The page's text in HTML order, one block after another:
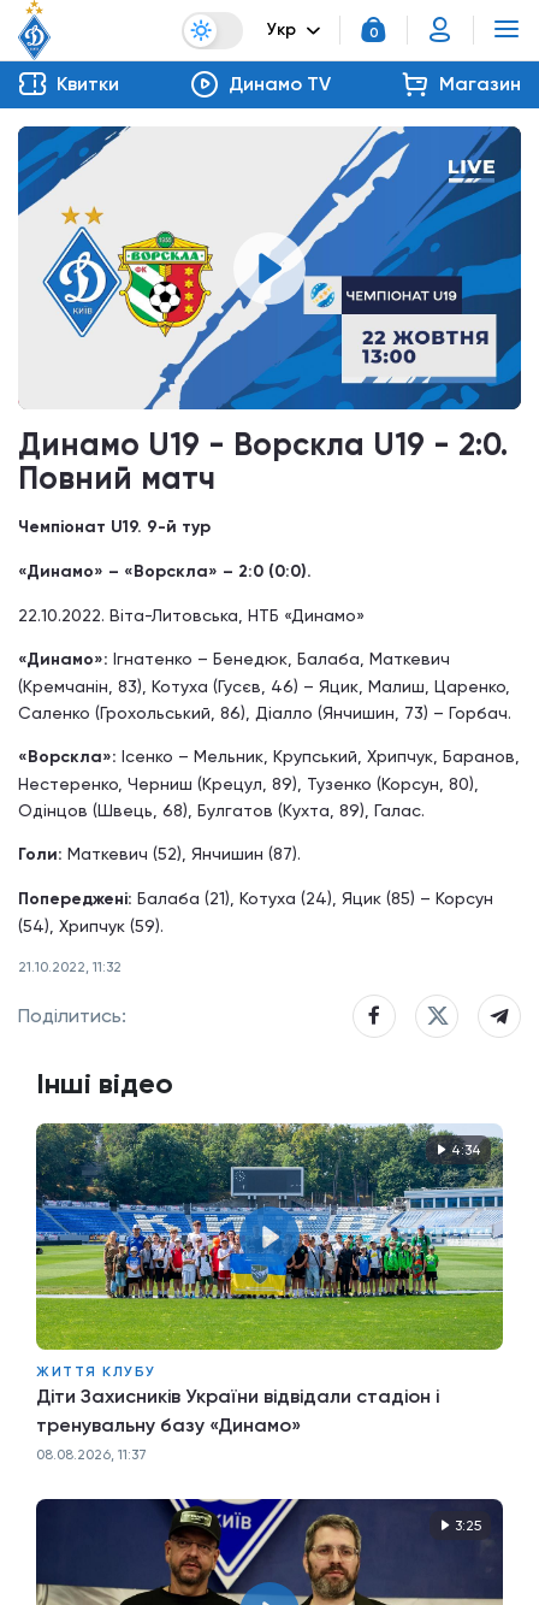
Укр 0
Квитки Динамо TV Магазин
Динамо U19 - Ворскла U19 - 2:0.
Повний матч
Чемпіонат U19. 9-й тур
«Динамо» – «Ворскла» – 2:0 (0:0).
22.10.2022. Віта-Литовська, НТБ «Динамо»
«Динамо»: Ігнатенко – Бенедюк, Балаба, Маткевич
(Кремчанін, 83), Котуха (Гусєв, 46) – Яцик, Малиш, Царенко,
Саленко (Грохольський, 86), Діалло (Янчишин, 73) – Горбач.
«Ворскла»: Ісенко – Мельник, Крупський, Хрипчук, Баранов,
Нестеренко, Черниш (Крецул, 89), Тузенко (Корсун, 80),
Одінцов (Швець, 68), Булгатов (Кухта, 89), Галас.
Голи: Маткевич (52), Янчишин (87).
Попереджені: Балаба (21), Котуха (24), Яцик (85) – Корсун
(54), Хрипчук (59).
21.10.2022, 11:32
Поділитись:
Інші відео
4:34
ЖИТТЯ КЛУБУ
Діти Захисників України відвідали стадіон і
тренувальну базу «Динамо»
08.08.2026, 11:37
3:25